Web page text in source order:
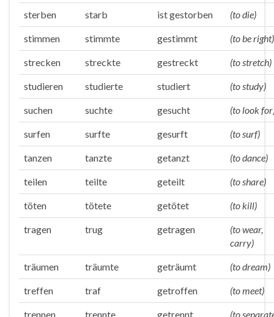
sterben starb ist gestorben (to die)
stimmen stimmte gestimmt (to be right)
strecken streckte gestreckt (to stretch)
studieren studierte studiert (to study)
suchen suchte gesucht (to look
surfen surfte gesurft (to surf)
tanzen tanzte getanzt (to dance)
teilen teilte geteilt (to share)
töten tötete getötet (to kill)
tragen trug getragen
(to wear,
carry)
träumen träumte geträumt (to dream)
treffen traf getroffen (to meet)
trennen trennte getrennt (to